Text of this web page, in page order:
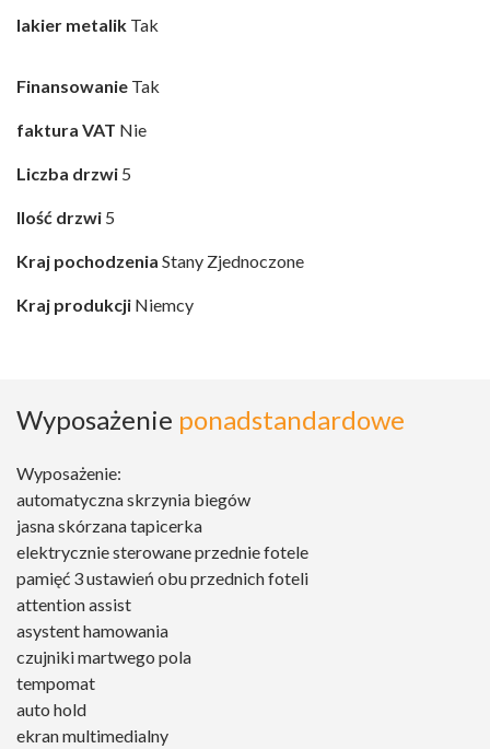
lakier metalik Tak
Finansowanie Tak
faktura VAT Nie
Liczba drzwi 5
Ilość drzwi 5
Kraj pochodzenia Stany Zjednoczone
Kraj produkcji Niemcy
Wyposażenie ponadstandardowe
Wyposażenie:
automatyczna skrzynia biegów
jasna skórzana tapicerka
elektrycznie sterowane przednie fotele
pamięć 3 ustawień obu przednich foteli
attention assist
asystent hamowania
czujniki martwego pola
tempomat
auto hold
ekran multimedialny